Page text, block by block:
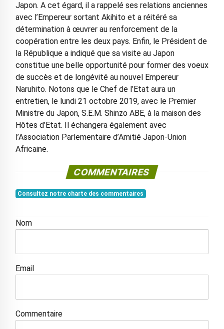
Japon. A cet égard, il a rappelé ses relations anciennes
avec l’Empereur sortant Akihito et a réitéré sa
détermination à œuvrer au renforcement de la
coopération entre les deux pays. Enfin, le Président de
la République a indiqué que sa visite au Japon
constitue une belle opportunité pour former des voeux
de succès et de longévité au nouvel Empereur
Naruhito. Notons que le Chef de l’Etat aura un
entretien, le lundi 21 octobre 2019, avec le Premier
Ministre du Japon, S.E.M. Shinzo ABE, à la maison des
Hôtes d’Etat. Il échangera également avec
l’Association Parlementaire d’Amitié Japon-Union
Africaine.
COMMENTAIRES
Consultez notre charte des commentaires
Nom
Email
Commentaire